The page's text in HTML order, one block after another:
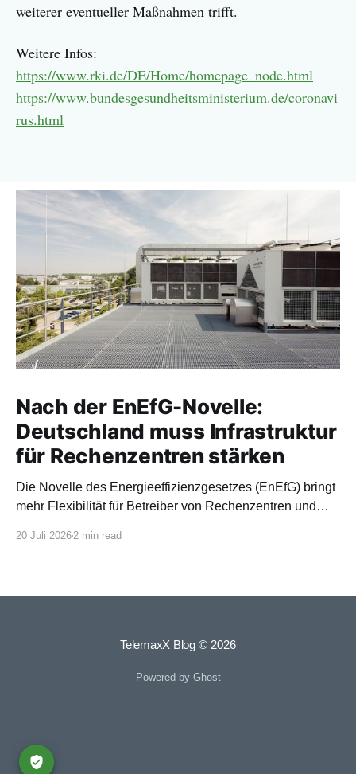
weiterer eventueller Maßnahmen trifft.
Weitere Infos:
https://www.rki.de/DE/Home/homepage_node.html
https://www.bundesgesundheitsministerium.de/coronavi
rus.html
Nach der EnEfG-Novelle:
Deutschland muss Infrastruktur
für Rechenzentren stärken
Die Novelle des Energieeffizienzgesetzes (EnEfG) bringt
mehr Flexibilität für Betreiber von Rechenzentren und
20 Juli 20262 min read
TelemaxX Blog © 2026
Powered by Ghost